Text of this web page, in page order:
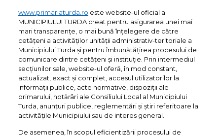
www.primariaturda.ro este website-ul oficial al
MUNICIPIULUI TURDA creat pentru asigurarea unei mai
mari transparențe, o mai bună înțelegere de către
cetățeni a activităților unității administrativ-teritoriale a
Municipiului Turda și pentru îmbunătățirea procesului de
comunicare dintre cetățeni și instituție. Prin intermediul
secțiunilor sale, website-ul oferă, în mod constant,
actualizat, exact și complet, accesul utilizatorilor la
informații publice, acte normative, dispoziții ale
primarului, hotărâri ale Consiliului Local al Municipiului
Turda, anunțuri publice, reglementări și știri referitoare la
activitățile Municipiului sau de interes general.
De asemenea, în scopul eficientizării procesului de